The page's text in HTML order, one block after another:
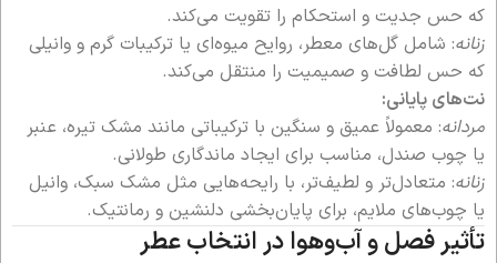
که حس جدیت و استحکام را تقویت می‌کند.
زنانه: شامل گل‌های معطر، روایح میوه‌ای یا ترکیبات گرم و وانیلی
که حس لطافت و صمیمیت را منتقل می‌کند.
نت‌های پایانی:
مردانه: معمولاً عمیق و سنگین با ترکیباتی مانند مشک تیره، عنبر
یا چوب صندل، مناسب برای ایجاد ماندگاری طولانی.
زنانه: متعادل‌تر و لطیف‌تر، با رایحه‌هایی مثل مشک سبک، وانیل
یا چوب‌های ملایم، برای پایان‌بخشی دلنشین و رمانتیک.
تأثیر فصل و آب‌و‌هوا در انتخاب عطر